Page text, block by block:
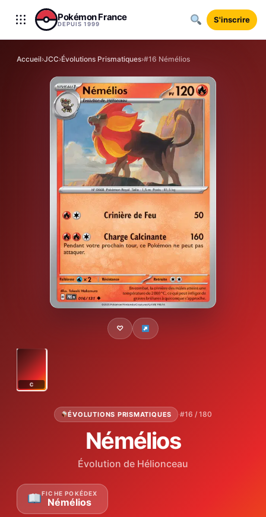
Aller au contenu
Pokémon France
DEPUIS 1999 S'inscrire
Accueil›JCC›Évolutions Prismatiques›#16 Némélios
♡
C
ÉVOLUTIONS PRISMATIQUES ·#16 / 180
Némélios
Évolution de Hélionceau
FICHE POKÉDEX
Némélios